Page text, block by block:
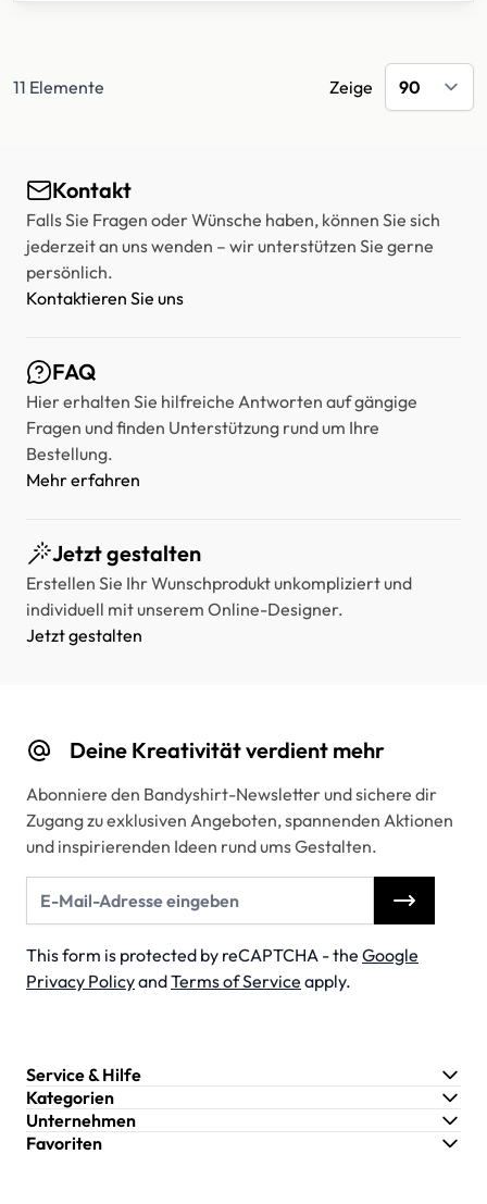
11 Elemente Zeige
Kontakt
Falls Sie Fragen oder Wünsche haben, können Sie sich
jederzeit an uns wenden – wir unterstützen Sie gerne
persönlich.
Kontaktieren Sie uns
FAQ
Hier erhalten Sie hilfreiche Antworten auf gängige
Fragen und finden Unterstützung rund um Ihre
Bestellung.
Mehr erfahren
Jetzt gestalten
Erstellen Sie Ihr Wunschprodukt unkompliziert und
individuell mit unserem Online-Designer.
Jetzt gestalten
Deine Kreativität verdient mehr
Abonniere den Bandyshirt-Newsletter und sichere dir
Zugang zu exklusiven Angeboten, spannenden Aktionen
und inspirierenden Ideen rund ums Gestalten.
This form is protected by reCAPTCHA - the Google
Privacy PolicyandTerms of Service apply.
Service & Hilfe
Kategorien
Unternehmen
Favoriten